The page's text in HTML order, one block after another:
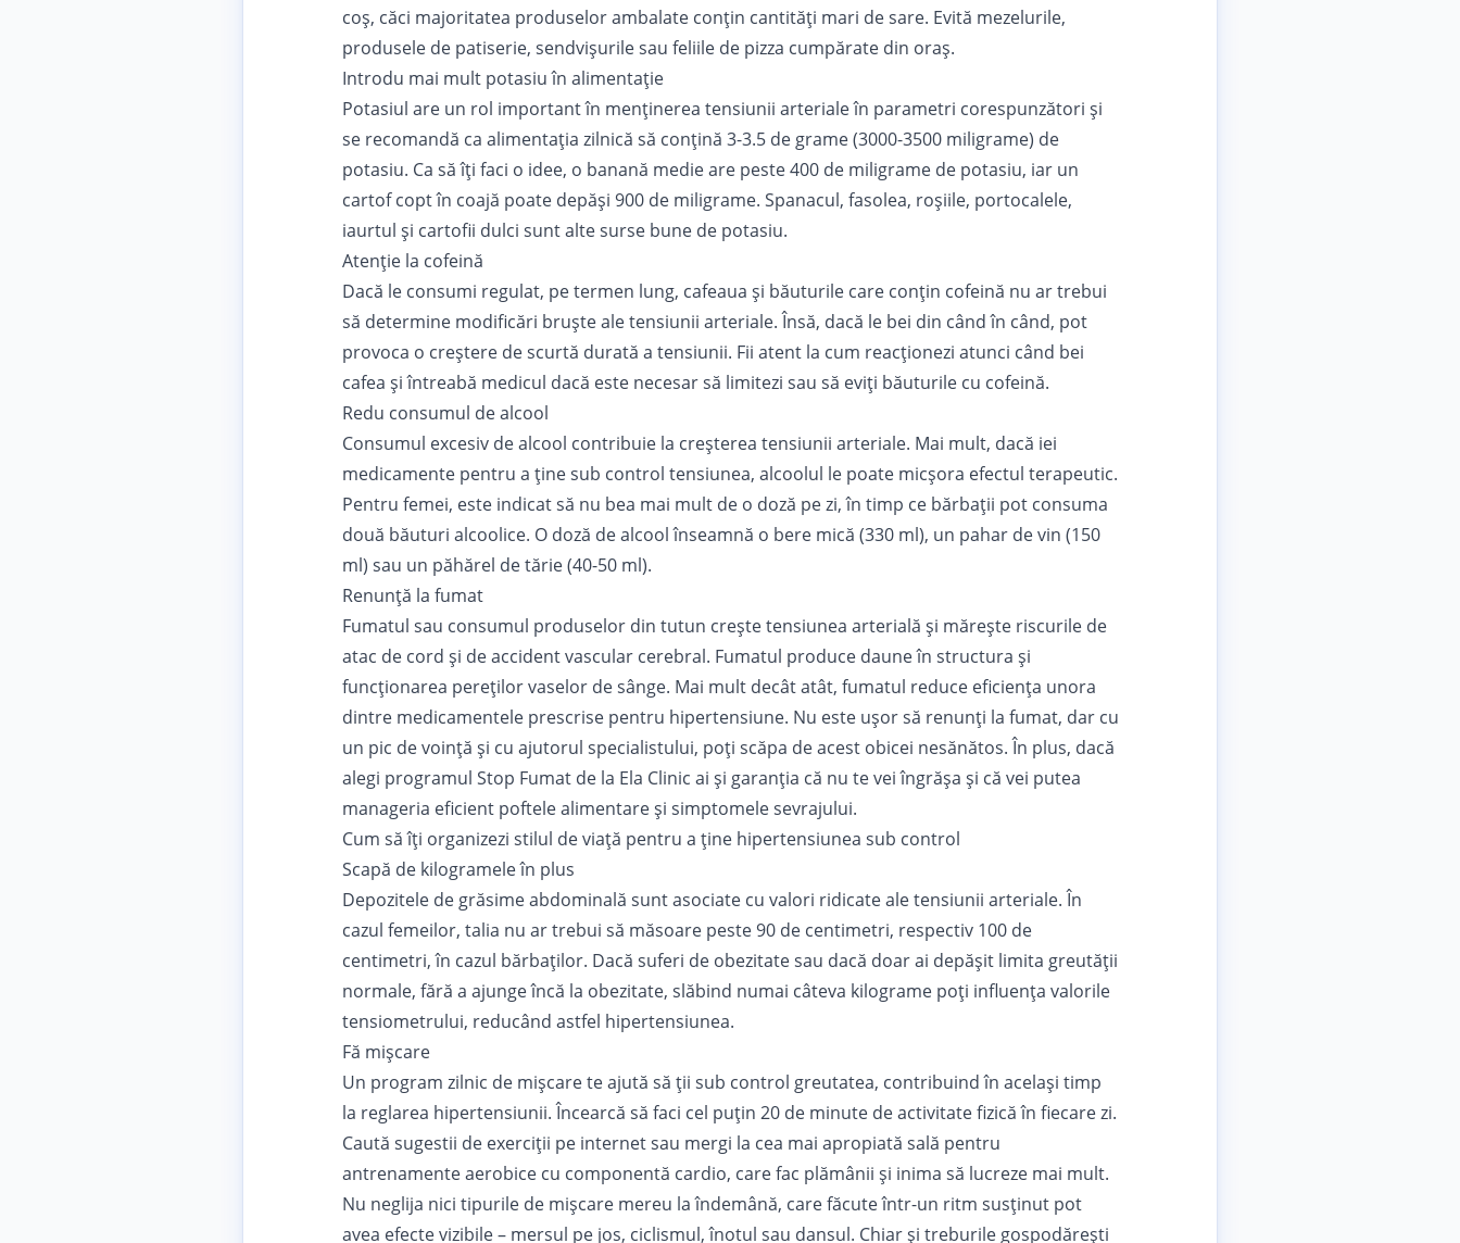
coș, căci majoritatea produselor ambalate conțin cantități mari de sare. Evită mezelurile,
produsele de patiserie, sendvișurile sau feliile de pizza cumpărate din oraș.
Introdu mai mult potasiu în alimentație
Potasiul are un rol important în menținerea tensiunii arteriale în parametri corespunzători și
se recomandă ca alimentația zilnică să conțină 3-3.5 de grame (3000-3500 miligrame) de
potasiu. Ca să îți faci o idee, o banană medie are peste 400 de miligrame de potasiu, iar un
cartof copt în coajă poate depăși 900 de miligrame. Spanacul, fasolea, roșiile, portocalele,
iaurtul și cartofii dulci sunt alte surse bune de potasiu.
Atenție la cofeină
Dacă le consumi regulat, pe termen lung, cafeaua și băuturile care conțin cofeină nu ar trebui
să determine modificări bruște ale tensiunii arteriale. Însă, dacă le bei din când în când, pot
provoca o creștere de scurtă durată a tensiunii. Fii atent la cum reacționezi atunci când bei
cafea și întreabă medicul dacă este necesar să limitezi sau să eviți băuturile cu cofeină.
Redu consumul de alcool
Consumul excesiv de alcool contribuie la creșterea tensiunii arteriale. Mai mult, dacă iei
medicamente pentru a ține sub control tensiunea, alcoolul le poate micșora efectul terapeutic.
Pentru femei, este indicat să nu bea mai mult de o doză pe zi, în timp ce bărbații pot consuma
două băuturi alcoolice. O doză de alcool înseamnă o bere mică (330 ml), un pahar de vin (150
ml) sau un păhărel de tărie (40-50 ml).
Renunță la fumat
Fumatul sau consumul produselor din tutun crește tensiunea arterială și mărește riscurile de
atac de cord și de accident vascular cerebral. Fumatul produce daune în structura și
funcționarea pereților vaselor de sânge. Mai mult decât atât, fumatul reduce eficiența unora
dintre medicamentele prescrise pentru hipertensiune. Nu este ușor să renunți la fumat, dar cu
un pic de voință și cu ajutorul specialistului, poți scăpa de acest obicei nesănătos. În plus, dacă
alegi programul Stop Fumatde la Ela Clinic ai și garanția că nu te vei îngrășa și că vei putea
manageria eficient poftele alimentare și simptomele sevrajului.
Cum să îți organizezi stilul de viață pentru a ține hipertensiunea sub control
Scapă de kilogramele în plus
Depozitele de grăsime abdominală sunt asociate cu valori ridicate ale tensiunii arteriale. În
cazul femeilor, talia nu ar trebui să măsoare peste 90 de centimetri, respectiv 100 de
centimetri, în cazul bărbaților. Dacă suferi de obezitate sau dacă doar ai depășit limita greutății
normale, fără a ajunge încă la obezitate, slăbind numai câteva kilograme poți influența valorile
tensiometrului, reducând astfel hipertensiunea.
Fă mișcare
Un program zilnic de mișcare te ajută să ții sub control greutatea, contribuind în același timp
la reglarea hipertensiunii. Încearcă să faci cel puțin 20 de minute de activitate fizică în fiecare zi.
Caută sugestii de exerciții pe internet sau mergi la cea mai apropiată sală pentru
antrenamente aerobice cu componentă cardio, care fac plămânii și inima să lucreze mai mult.
Nu neglija nici tipurile de mișcare mereu la îndemână, care făcute într-un ritm susținut pot
avea efecte vizibile – mersul pe jos, ciclismul, înotul sau dansul. Chiar și treburile gospodărești